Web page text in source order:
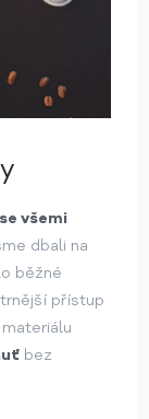
všemi
dbali na
běžné
přístup
bez